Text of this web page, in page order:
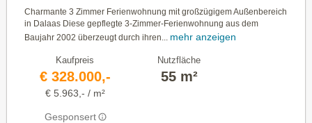
Charmante 3 Zimmer Ferienwohnung mit großzügigem Außenbereich
in Dalaas Diese gepflegte 3-Zimmer-Ferienwohnung aus dem
Baujahr 2002 überzeugt durch ihren...
mehr anzeigen
Kaufpreis
€ 328.000,-
€ 5.963,- / m²
Gesponsert
Nutzfläche
55 m²